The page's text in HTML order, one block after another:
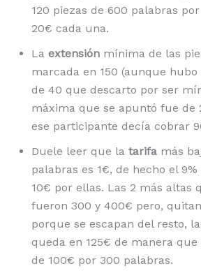
120 piezas de 600 palabras
20€ cada una.
La extensión mínima de las
marcada en 150 (aunque
de 40 que descarto por ser
máxima que se apuntó fue de
ese participante decía cobrar
Duele leer que la tarifamás
palabras es 1€, de hecho el
10€ por ellas. Las 2 más altas
fueron 300 y 400€ pero,
porque se escapan del resto,
queda en 125€ de manera que
de 100€ por 300 palabras.